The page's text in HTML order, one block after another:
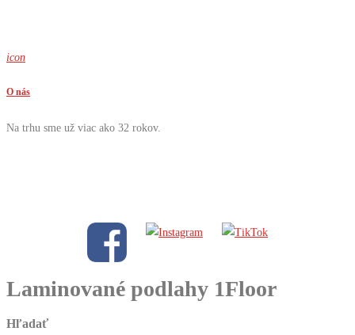
icon
O nás
Na trhu sme už viac ako 32 rokov.
Laminované podlahy 1Floor
Hľadať